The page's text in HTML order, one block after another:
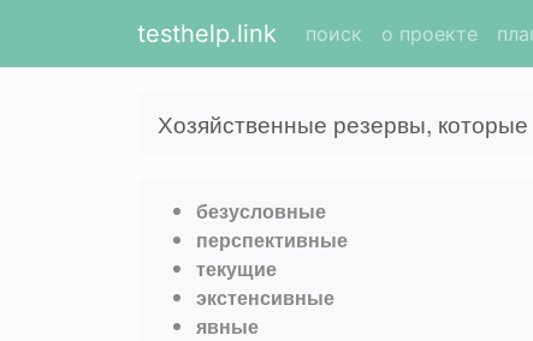
testhelp.link поиск о проекте
Хозяйственные резервы,
безусловные
перспективные
текущие
экстенсивные
явные